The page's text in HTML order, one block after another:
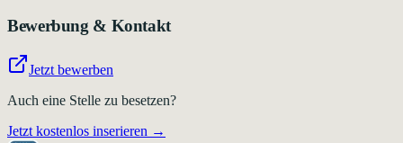
Bewerbung & Kontakt
Jetzt bewerben
Auch eine Stelle zu besetzen?
Jetzt kostenlos inserieren →